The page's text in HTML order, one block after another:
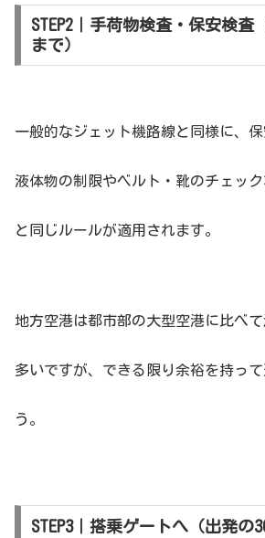
STEP2｜手荷物検査・保安検査
まで）
一般的なジェット機路線と同様に、保
液体物の制限やベルト・靴のチェッ
と同じルールが適用されます。
地方空港は都市部の大型空港に比べ
多いですが、できる限り余裕を持っ
う。
STEP3｜搭乗ゲートへ（出発の